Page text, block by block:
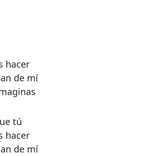
hacer
de mí
tú
hacer
de mí